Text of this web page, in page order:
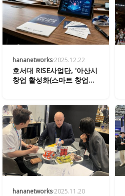
hananetworks·2025.12.22
호서대 RISE사업단, '아산시
창업 활성화(스마트 창업생
hananetworks·2025.11.20